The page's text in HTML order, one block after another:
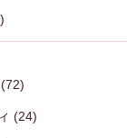
(72)
(24)